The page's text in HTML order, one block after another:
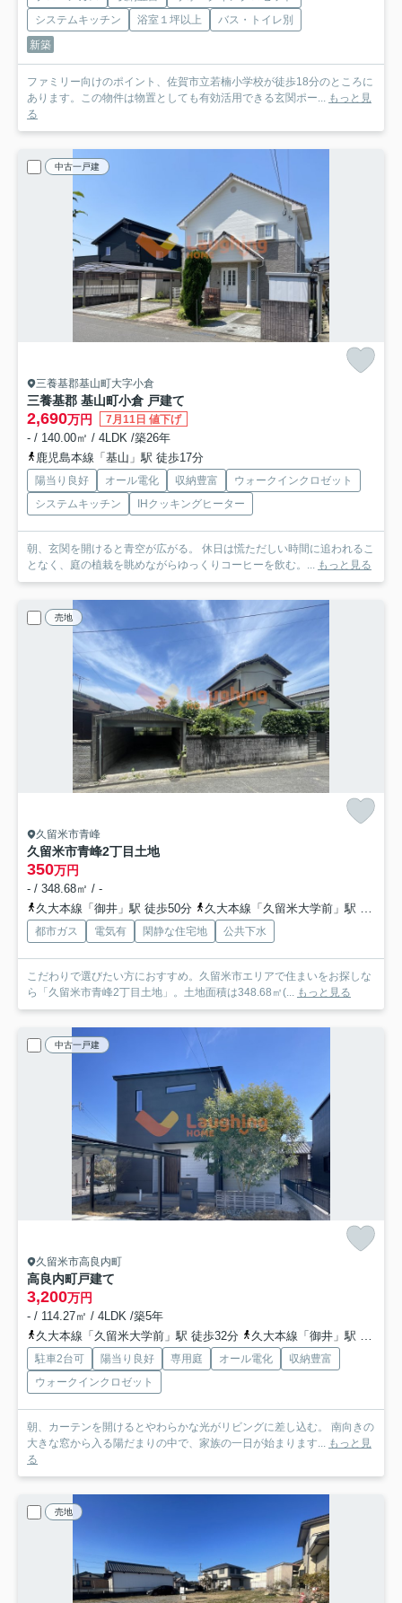
システムキッチン
浴室１坪以上
バス・トイレ別
新築
ファミリー向けのポイント、佐賀市立若楠小学校が徒歩18分のところに
あります。この物件は物置としても有効活用できる玄関ポー... もっと見
る
中古一戸建
三養基郡基山町大字小倉
三養基郡 基山町小倉 戸建て
2,690万円 7月11日 値下げ
- / 140.00㎡ / 4LDK /築26年
鹿児島本線「基山」駅 徒歩17分
陽当り良好 オール電化 収納豊富
ウォークインクロゼット
システムキッチン
IHクッキングヒーター
朝、玄関を開けると青空が広がる。 休日は慌ただしい時間に追われるこ
となく、庭の植栽を眺めながらゆっくりコーヒーを飲む。... もっと見る
売地
久留米市青峰
久留米市青峰2丁目土地
350万円
- / 348.68㎡ / -
久大本線「御井」駅 徒歩50分
久大本線「久留米大学前」駅 徒歩58分
都市ガス 電気有 閑静な住宅地 公共下水
こだわりで選びたい方におすすめ。久留米市エリアで住まいをお探しな
ら「久留米市青峰2丁目土地」。土地面積は348.68㎡(... もっと見る
中古一戸建
久留米市高良内町
高良内町戸建て
3,200万円
- / 114.27㎡ / 4LDK /築5年
久大本線「久留米大学前」駅 徒歩32分
久大本線「御井」駅 徒歩40分
駐車2台可 陽当り良好 専用庭 オール電化
収納豊富
ウォークインクロゼット
朝、カーテンを開けるとやわらかな光がリビングに差し込む。 南向きの
大きな窓から入る陽だまりの中で、家族の一日が始まります... もっと見
る
売地